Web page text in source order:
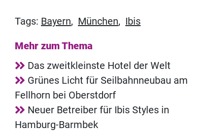
Tags: Bayern, München, Ibis
Mehr zum Thema
Das zweitkleinste Hotel der Welt
Grünes Licht für Seilbahnneubau am
Fellhorn bei Oberstdorf
Neuer Betreiber für Ibis Styles in
Hamburg-Barmbek